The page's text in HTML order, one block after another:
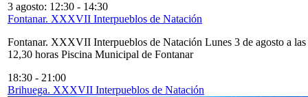
3 agosto: 12:30 - 14:30
Fontanar. XXXVII Interpueblos de Natación
Fontanar. XXXVII Interpueblos de Natación Lunes 3 de agosto a las
12,30 horas Piscina Municipal de Fontanar
18:30 - 21:00
Brihuega. XXXVII Interpueblos de Natación